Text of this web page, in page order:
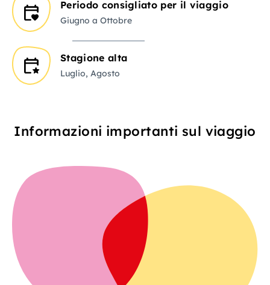
Periodo consigliato per il viaggio
Giugno a Ottobre
Stagione alta
Luglio, Agosto
Informazioni importanti sul viaggio